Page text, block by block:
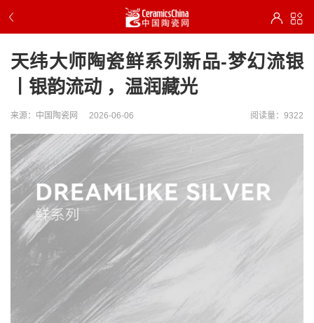
天纬大师陶瓷鲜系列新品-梦幻流银
丨银韵流动 ，温润藏光
来源：中国陶瓷网 2026-06-06 阅读量：9322